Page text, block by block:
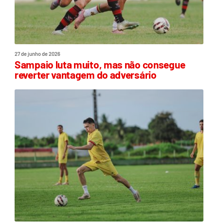
27 de junho de 2026
Sampaio luta muito, mas não consegue
reverter vantagem do adversário